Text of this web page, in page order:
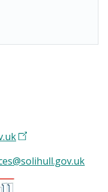
(
n